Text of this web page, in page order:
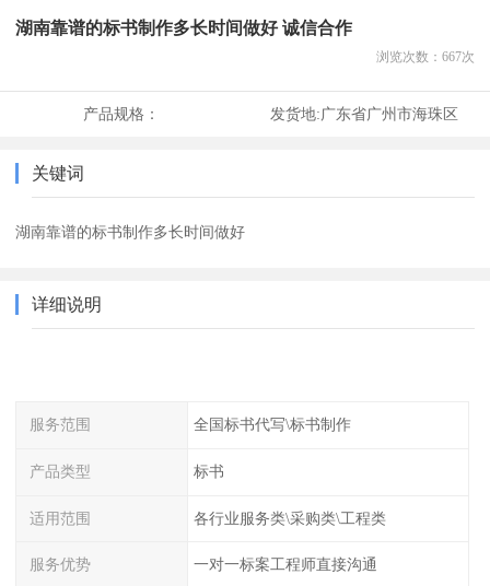
湖南靠谱的标书制作多长时间做好 诚信合作
浏览次数： 667次
产品规格： 发货地:广东省广州市海珠区
关键词
湖南靠谱的标书制作多长时间做好
详细说明
服务范围 全国标书代写\标书制作
产品类型 标书
适用范围 各行业服务类\采购类\工程类
服务优势 一对一标案工程师直接沟通